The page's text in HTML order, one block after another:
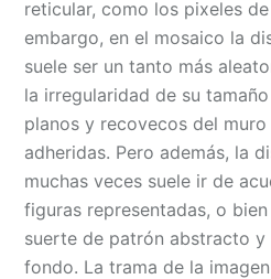
reticular, como los pixeles
embargo, en el mosaico la
suele ser un tanto más
la irregularidad de su
planos y recovecos del
adheridas. Pero además, la
muchas veces suele ir de
figuras representadas, o
suerte de patrón abstracto y
fondo. La trama de la